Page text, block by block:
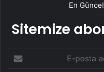
En
Sitemize
posta